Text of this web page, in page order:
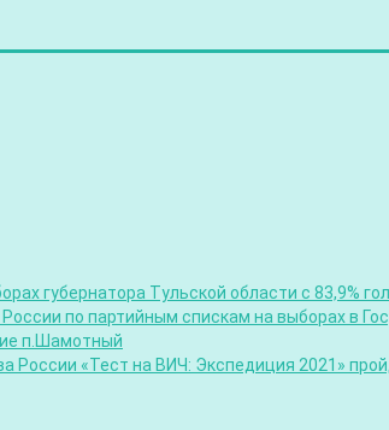
губернатора Тульской области с 83,9%
по партийным спискам на выборах в
п.Шамотный
России «Тест на ВИЧ: Экспедиция 2021»